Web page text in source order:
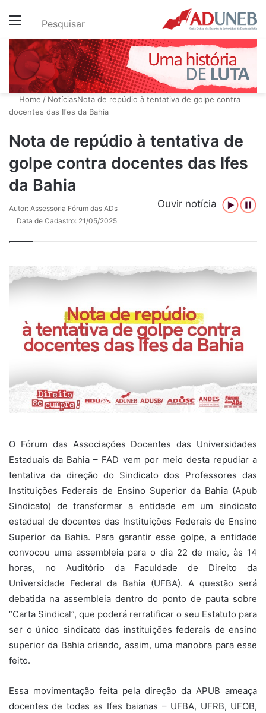
Menu Pesquisar
Home / NotíciasNota de repúdio à tentativa de golpe contra
docentes das Ifes da Bahia
Nota de repúdio à tentativa de
golpe contra docentes das Ifes
da Bahia
Ouvir notícia
Autor: Assessoria Fórum das ADs
Data de Cadastro: 21/05/2025
O Fórum das Associações Docentes das Universidades
Estaduais da Bahia – FAD vem por meio desta repudiar a
tentativa da direção do Sindicato dos Professores das
Instituições Federais de Ensino Superior da Bahia (Apub
Sindicato) de transformar a entidade em um sindicato
estadual de docentes das Instituições Federais de Ensino
Superior da Bahia. Para garantir esse golpe, a entidade
convocou uma assembleia para o dia 22 de maio, às 14
horas, no Auditório da Faculdade de Direito da
Universidade Federal da Bahia (UFBA). A questão será
debatida na assembleia dentro do ponto de pauta sobre
“Carta Sindical”, que poderá rerratificar o seu Estatuto para
ser o único sindicato das instituições federais de ensino
superior da Bahia criando, assim, uma manobra para esse
feito.
Essa movimentação feita pela direção da APUB ameaça
docentes de todas as Ifes baianas – UFBA, UFRB, UFOB,